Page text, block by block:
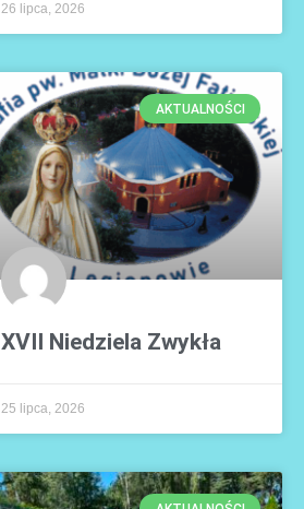
26 lipca, 2026
AKTUALNOŚCI
XVII Niedziela Zwykła
25 lipca, 2026